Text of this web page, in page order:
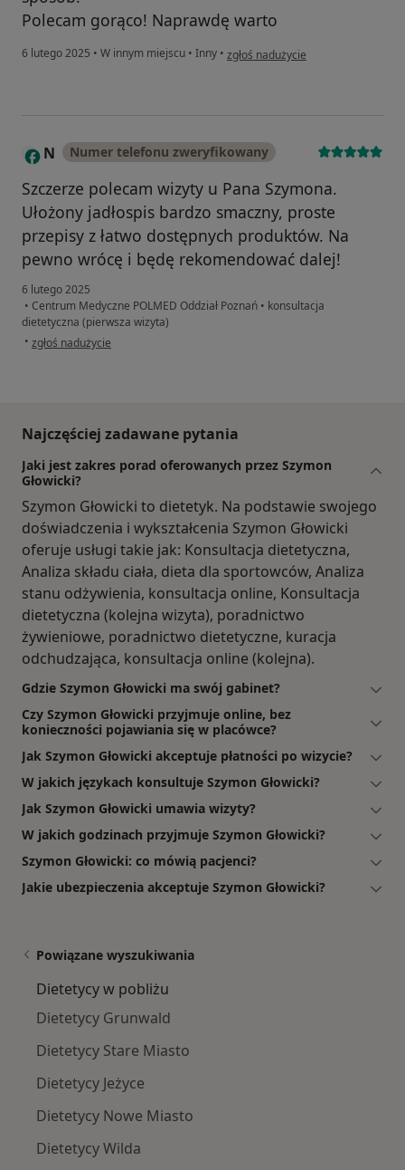
Polecam gorąco! Naprawdę warto
6 lutego 2025 • W innym miejscu • Inny • w opinii użytkownika Beata
zgłoś nadużycie
N Numer telefonu zweryfikowany
Szczerze polecam wizyty u Pana Szymona.
Ułożony jadłospis bardzo smaczny, proste
przepisy z łatwo dostępnych produktów. Na
pewno wrócę i będę rekomendować dalej!
6 lutego 2025
• Centrum Medyczne POLMED Oddział Poznań • konsultacja
dietetyczna (pierwsza wizyta)
• w opinii użytkownika N
zgłoś nadużycie
Najczęściej zadawane pytania
Jaki jest zakres porad oferowanych przez Szymon
Głowicki?
Szymon Głowicki to dietetyk. Na podstawie swojego
doświadczenia i wykształcenia Szymon Głowicki
oferuje usługi takie jak: Konsultacja dietetyczna,
Analiza składu ciała, dieta dla sportowców, Analiza
stanu odżywienia, konsultacja online, Konsultacja
dietetyczna (kolejna wizyta), poradnictwo
żywieniowe, poradnictwo dietetyczne, kuracja
odchudzająca, konsultacja online (kolejna).
Gdzie Szymon Głowicki ma swój gabinet?
Czy Szymon Głowicki przyjmuje online, bez
konieczności pojawiania się w placówce?
Jak Szymon Głowicki akceptuje płatności po wizycie?
W jakich językach konsultuje Szymon Głowicki?
Jak Szymon Głowicki umawia wizyty?
W jakich godzinach przyjmuje Szymon Głowicki?
Szymon Głowicki: co mówią pacjenci?
Jakie ubezpieczenia akceptuje Szymon Głowicki?
Powiązane wyszukiwania
Dietetycy w pobliżu
Dietetycy Grunwald
Dietetycy Stare Miasto
Dietetycy Jeżyce
Dietetycy Nowe Miasto
Dietetycy Wilda